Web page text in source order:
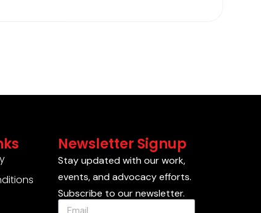
Newsletter Signup
Stay updated with our work,
events, and advocacy efforts.
Subscribe to our newsletter.